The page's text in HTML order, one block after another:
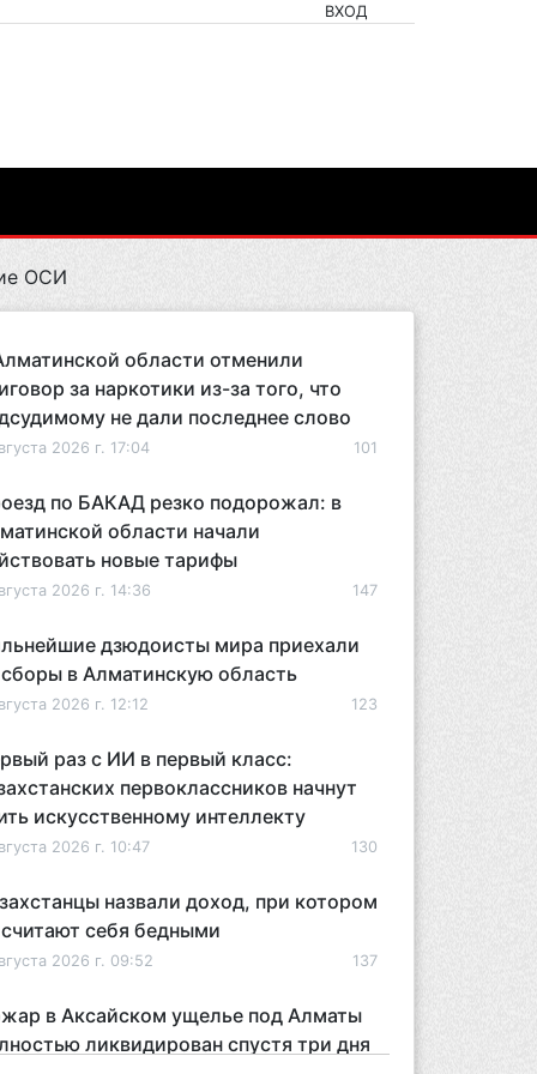
ВХОД
ОСИ
области отменили
за наркотики из-за того, что
не дали последнее слово
2026 г. 17:04 101
по БАКАД резко подорожал: в
области начали
новые тарифы
2026 г. 14:36 147
дзюдоисты мира приехали
сборы в Алматинскую область
2026 г. 12:12 123
раз с ИИ в первый класс:
первоклассников начнут
искусственному интеллекту
2026 г. 10:47 130
назвали доход, при котором
считают себя бедными
2026 г. 09:52 137
в Аксайском ущелье под Алматы
ликвидирован спустя три дня